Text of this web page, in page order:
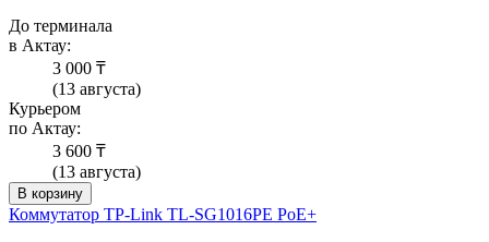
До терминала
в Актау:
3 000 ₸
(13 августа)
Курьером
по Актау:
3 600 ₸
(13 августа)
В корзину
Коммутатор TP-Link TL-SG1016PE PoE+